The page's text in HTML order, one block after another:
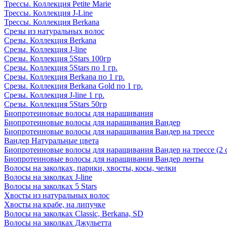
Трессы. Коллекция Petite Marie
Трессы. Коллекция J-Line
Трессы. Коллекция Berkana
Срезы из натуральных волос
Срезы. Коллекция Berkana
Срезы. Коллекция J-line
Срезы. Коллекция 5Stars 100гр
Срезы. Коллекция 5Stars по 1 гр.
Срезы. Коллекция Berkana по 1 гр.
Срезы. Коллекция Berkana Gold по 1 гр.
Срезы. Коллекция J-line 1 гр.
Срезы. Коллекция 5Stars 50гр
Биопротеиновые волосы для наращивания
Биопротеиновые волосы для наращивания Вандер
Биопротеиновые волосы для наращивания Вандер на трессе
Вандер Натуральные цвета
Биопротеиновые волосы для наращивания Вандер на трессе (2
Биопротеиновые волосы для наращивания Вандер ленты
Волосы на заколках, парики, хвосты, косы, челки
Волосы на заколках J-line
Волосы на заколках 5 Stars
Хвосты из натуральных волос
Хвосты на крабе, на липучке
Волосы на заколках Classic, Berkana, SD
Волосы на заколках Джульетта